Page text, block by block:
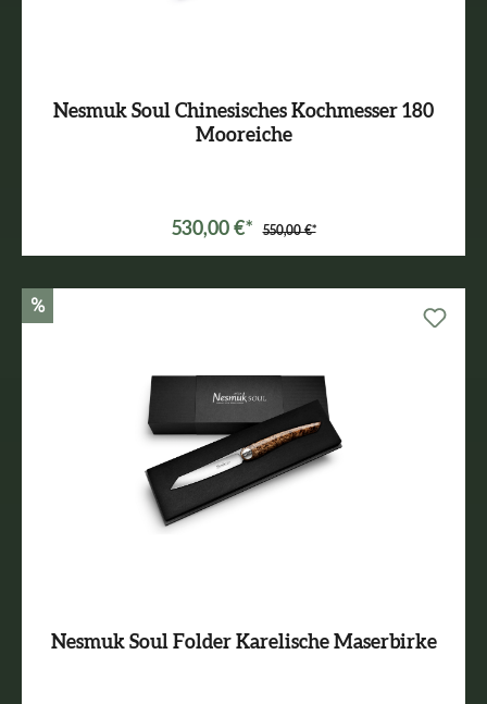
Nesmuk Soul Chinesisches Kochmesser 180
Mooreiche
530,00 €* 550,00 €*
%
Nesmuk Soul Folder Karelische Maserbirke